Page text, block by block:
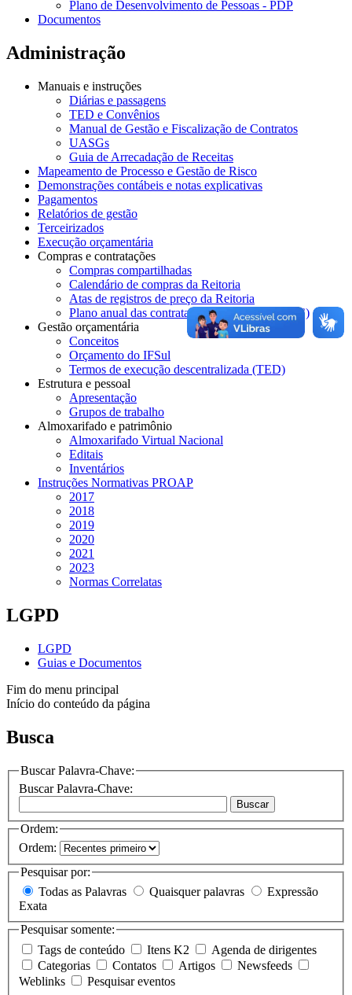
Plano de Desenvolvimento de Pessoas - PDP
Documentos
Administração
Manuais e instruções
Diárias e passagens
TED e Convênios
Manual de Gestão e Fiscalização de Contratos
UASGs
Guia de Arrecadação de Receitas
Mapeamento de Processo e Gestão de Risco
Demonstrações contábeis e notas explicativas
Pagamentos
Relatórios de gestão
Terceirizados
Execução orçamentária
Compras e contratações
Compras compartilhadas
Calendário de compras da Reitoria
Atas de registros de preço da Reitoria
Plano anual das contratações UG 158126 (PAC)
Gestão orçamentária
Conceitos
Orçamento do IFSul
Termos de execução descentralizada (TED)
Estrutura e pessoal
Apresentação
Grupos de trabalho
Almoxarifado e patrimônio
Almoxarifado Virtual Nacional
Editais
Inventários
Instruções Normativas PROAP
2017
2018
2019
2020
2021
2023
Normas Correlatas
LGPD
LGPD
Guias e Documentos
Fim do menu principal
Início do conteúdo da página
Busca
Buscar Palavra-Chave:
Buscar Palavra-Chave:
Buscar
Ordem:
Ordem:
Pesquisar por:
Todas as Palavras
Quaisquer palavras
Exata
Pesquisar somente:
Tags de conteúdo
Itens K2
Agenda de dirigentes
Categorias
Contatos Artigos
Newsfeeds
Weblinks
Pesquisar eventos